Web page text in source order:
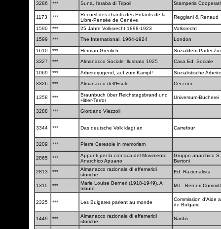
3286 *** Suna, l'araba di Tripoli Stamperia
1173 ***
Recueil des chants des Enfants de la
Libre-Pensée de Genève
Reggiani & Renaud
1590 *** 25 Jahre Volksrecht 1898-1923
Volksrecht
1599
*** The International, 1964-1924 London
1610 *** Herman Greulich
Sozialdem Partei
3327
*** Almanacco Sociale Illustrato 1925 Casa Ed. Sociale
1069 *** Arbeiterjugend, auf zum Kampf!
Sozialistische
3326
*** Almanacco dell'Esule Cecconi
1358 ***
Braunbuch über Reichstagsbrand und
Hitler-Terror
Universum-Bücherei
3288 *** Giordano Viezzoli
3344 *** Das deutsche Volk klagt an Carrefour
3209 *** Pierre Ceresole in memoriam
2865 ***
Appunti per la cronaca del Movimento
Anarchico Apuano
Gruppo anarchico
Bertoni
2813
***
Almanacco razionale di effemeridi
storiche
Ed. Razionalista
1311 ***
Marie Louise Berneri (1918-1949). A
tribute
M.L. Berneri
2325 *** Les Bulgares parlent au monde
Commission d'Aide
de Bulgarie
1449 ***
Almanacco razionale di effemeridi
storiche
Nardis